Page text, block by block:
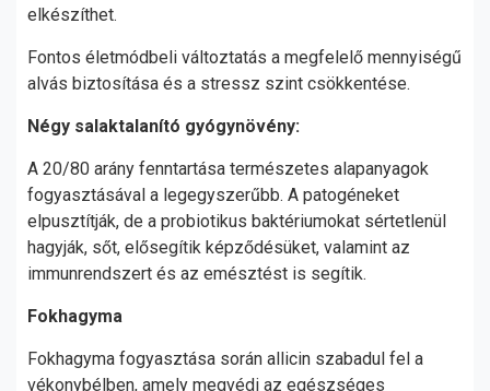
elkészíthet.
Fontos életmódbeli változtatás a megfelelő mennyiségű
alvás biztosítása és a stressz szint csökkentése.
Négy salaktalanító gyógynövény:
A 20/80 arány fenntartása természetes alapanyagok
fogyasztásával a legegyszerűbb. A patogéneket
elpusztítják, de a probiotikus baktériumokat sértetlenül
hagyják, sőt, elősegítik képződésüket, valamint az
immunrendszert és az emésztést is segítik.
Fokhagyma
Fokhagyma fogyasztása során allicin szabadul fel a
vékonybélben, amely megvédi az egészséges